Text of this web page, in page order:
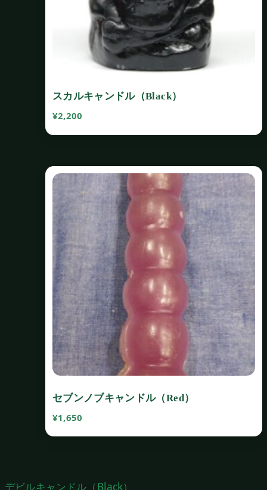
スカルキャンドル（Black）
¥2,200
セブンノブキャンドル（Red）
¥1,650
投
デビルキャンドル（Black）